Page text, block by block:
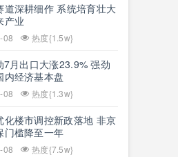
道深耕细作 系统培育壮大
产业
08 热度{1.5w}
7月出口大涨23.9% 强劲
内经济基本盘
08 热度{1.3w}
化楼市调控新政落地 非京
门槛降至一年
08 热度{7.5w}